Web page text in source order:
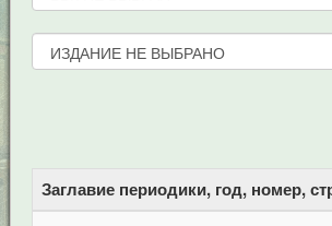
Заглавие периодики, год, номер,